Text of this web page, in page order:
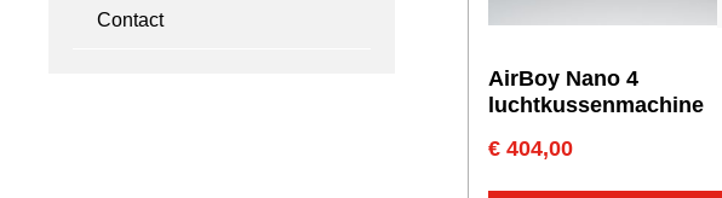
Contact
AirBoy Nano 4
luchtkussenmachine
€ 404,00